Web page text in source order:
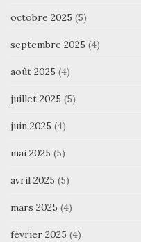
octobre 2025 (5)
septembre 2025 (4)
août 2025 (4)
juillet 2025 (5)
juin 2025 (4)
mai 2025 (5)
avril 2025 (5)
mars 2025 (4)
février 2025 (4)